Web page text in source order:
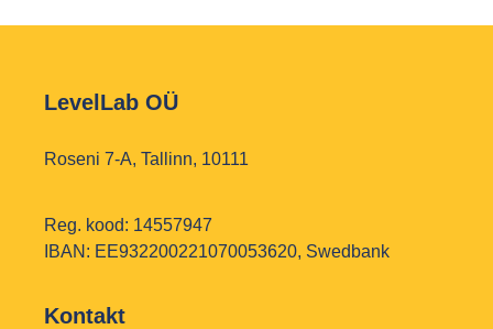
LevelLab OÜ
Roseni 7-A, Tallinn, 10111
Reg. kood: 14557947
IBAN: EE932200221070053620, Swedbank
Kontakt